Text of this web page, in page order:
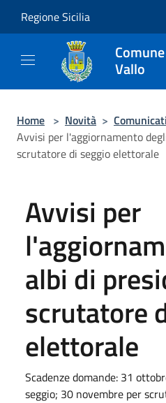
Regione Sicilia
Vallo
Home > Novità > Comunicati
Avvisi per l'aggiornamento
scrutatore di seggio elettorale
Avvisi per
albi di
scrutatore
elettorale
Scadenze domande: 31
seggio; 30 novembre per